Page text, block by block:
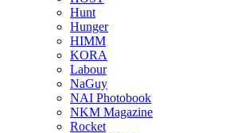
Hunt
Hunger
HIMM
KORA
Labour
NaGuy
NAI Photobook
NKM Magazine
Rocket